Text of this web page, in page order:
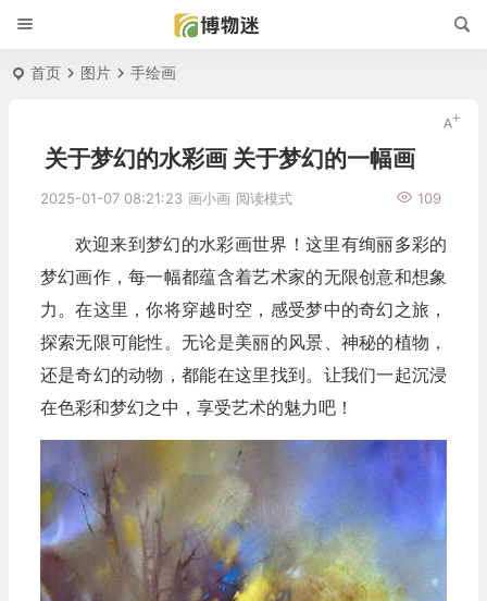
首页 图片 手绘画
关于梦幻的水彩画 关于梦幻的一幅画
2025-01-07 08:21:23 画小画 109
阅读模式
欢迎来到梦幻的水彩画世界！这里有绚丽多彩的
梦幻画作，每一幅都蕴含着艺术家的无限创意和想象
力。在这里，你将穿越时空，感受梦中的奇幻之旅，
探索无限可能性。无论是美丽的风景、神秘的植物，
还是奇幻的动物，都能在这里找到。让我们一起沉浸
在色彩和梦幻之中，享受艺术的魅力吧！